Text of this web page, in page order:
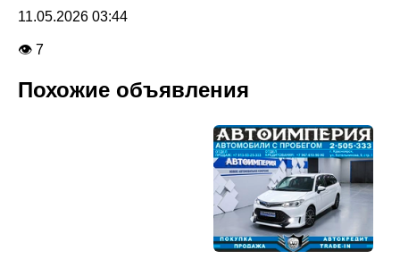
11.05.2026 03:44
👁 7
Похожие объявления